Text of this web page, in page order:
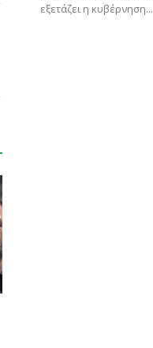
εξετάζει η κυβέρνηση...